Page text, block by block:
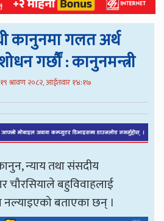
कानुनमा गलत अर्थ
गर्छौं : कानुनमन्त्री
१९ श्रावण २०८२, आईतवार १४:१७
न्याय तथा संसदीय
चौरसियाले बहुविवाहलाई
नल्याइएको बताएका छन् ।